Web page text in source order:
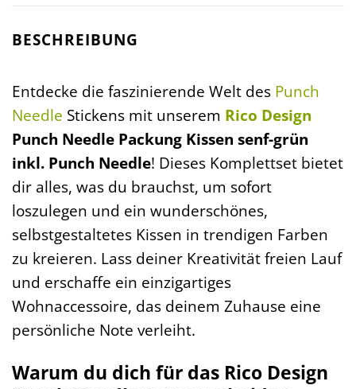
BESCHREIBUNG
Entdecke die faszinierende Welt des Punch
Needle Stickens mit unserem Rico Design
Punch Needle Packung Kissen senf-grün
inkl. Punch Needle! Dieses Komplettset bietet
dir alles, was du brauchst, um sofort
loszulegen und ein wunderschönes,
selbstgestaltetes Kissen in trendigen Farben
zu kreieren. Lass deiner Kreativität freien Lauf
und erschaffe ein einzigartiges
Wohnaccessoire, das deinem Zuhause eine
persönliche Note verleiht.
Warum du dich für das Rico Design